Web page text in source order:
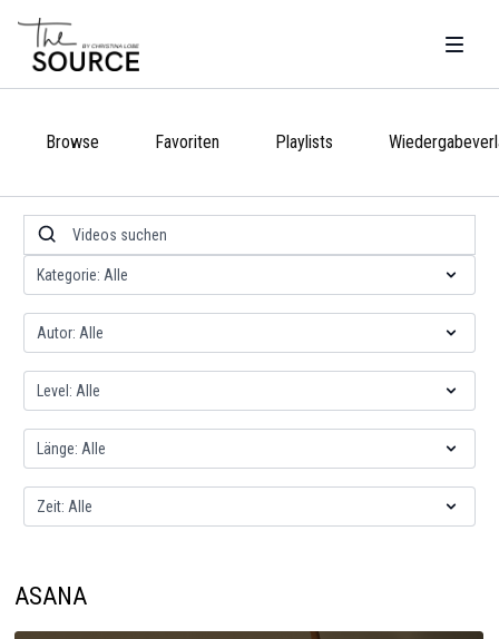
Browse Favoriten Playlists
ASANA